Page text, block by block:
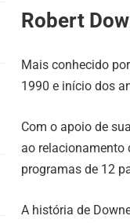
Robert
Mais conhecido
1990 e início dos
Com o apoio de
ao relacionamento
programas de 12
A história de